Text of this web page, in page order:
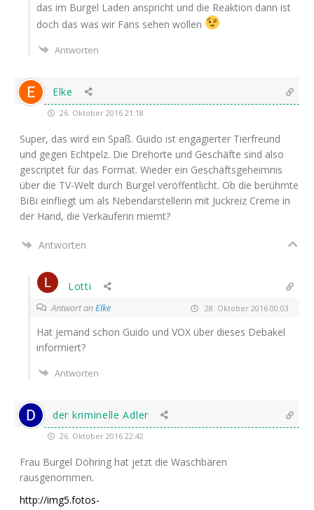
das im Bur­gel Laden anspricht und die Reak­ti­on dann ist
doch das was wir Fans sehen wollen
Antworten
Elke
26. Oktober 2016 21:18
Super, das wird ein Spaß. Gui­do ist enga­gier­ter Tier­freund
und gegen Echt­pelz. Die Dreh­or­te und Geschäf­te sind also
gescrip­tet für das For­mat. Wie­der ein Geschäfts­ge­heim­nis
über die TV-Welt durch Bur­gel ver­öf­fent­licht. Ob die berühm­te
BiBi ein­fliegt um als Neben­dar­stel­le­rin mit Juck­reiz Creme in
der Hand, die Ver­käu­fe­rin miemt?
Antworten
Lotti
Antwort anElke 28. Oktober 2016 00:03
Hat jemand schon Gui­do und VOX über die­ses Deba­kel
informiert?
Antworten
der kriminelle Adler
26. Oktober 2016 22:42
Frau Bur­gel Döh­ring hat jetzt die Wasch­bä­ren
rausgenommen.
http://img5.fotos-